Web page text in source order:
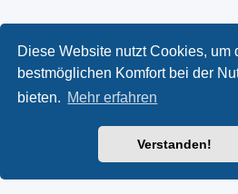
Diese Website nutzt Cookies, um
bestmöglichen Komfort bei der
bieten. Mehr erfahren
Verstanden!